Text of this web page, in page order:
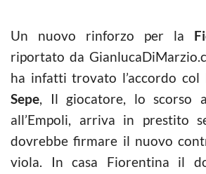
Un nuovo rinforzo per la
riportato da
ha infatti trovato l’accordo col
Sepe, Il giocatore, lo scorso
all’Empoli, arriva in prestito
dovrebbe firmare il nuovo
viola. In casa Fiorentina il